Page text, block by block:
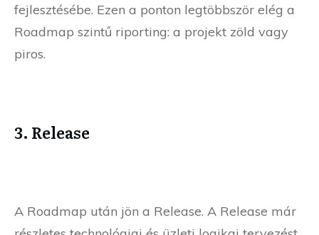
fejlesztésébe. Ezen a ponton legtöbbször elég a
Roadmap szintű riporting: a projekt zöld vagy
piros.
3. Release
A Roadmap után jön a Release. A Release már